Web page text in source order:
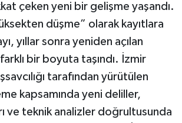
çeken yeni bir gelişme yaşandı.
düşme” olarak kayıtlara
yıllar sonra yeniden açılan
bir boyuta taşındı. İzmir
tarafından yürütülen
kapsamında yeni deliller,
ve teknik analizler doğrultusunda